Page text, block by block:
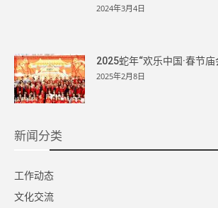
2024年3月4日
2025蛇年“欢乐中国·春节
2025年2月8日
新闻分类
工作动态
文化交流